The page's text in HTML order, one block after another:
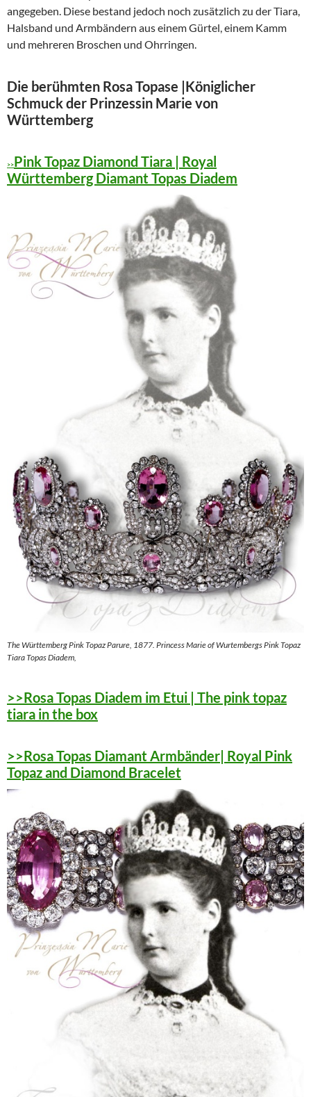
angegeben. Diese bestand jedoch noch zusätzlich zu der Tiara,
Halsband und Armbändern aus einem Gürtel, einem Kamm
und mehreren Broschen und Ohrringen.
Die berühmten Rosa Topase |Königlicher
Schmuck der Prinzessin Marie von
Württemberg
>>Pink Topaz Diamond Tiara | Royal
Württemberg Diamant Topas Diadem
The Württemberg Pink Topaz Parure, 1877. Princess Marie of Wurtembergs Pink Topaz
Tiara Topas Diadem,
>>Rosa Topas Diadem im Etui | The pink topaz
tiara in the box
>>Rosa Topas Diamant Armbänder| Royal Pink
Topaz and Diamond Bracelet